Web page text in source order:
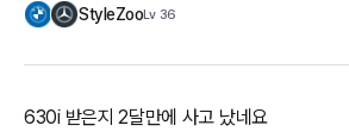
StyleZooLv 36
630i 받은지 2달만에 사고 났네요